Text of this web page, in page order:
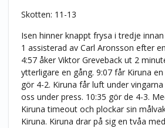
Skotten: 11-13
Isen hinner knappt frysa i tredje
1 assisterad av Carl Aronsson efter
4:57 åker Viktor Greveback ut 2
ytterligare en gång. 9:07 får Kiruna
gör 4-2. Kiruna får luft under
oss under press. 10:35 gör de 4-3.
Kiruna timeout och plockar sin
Kiruna. Kiruna drar på sig en tvåa